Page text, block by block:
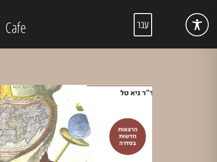
Cafe עבר